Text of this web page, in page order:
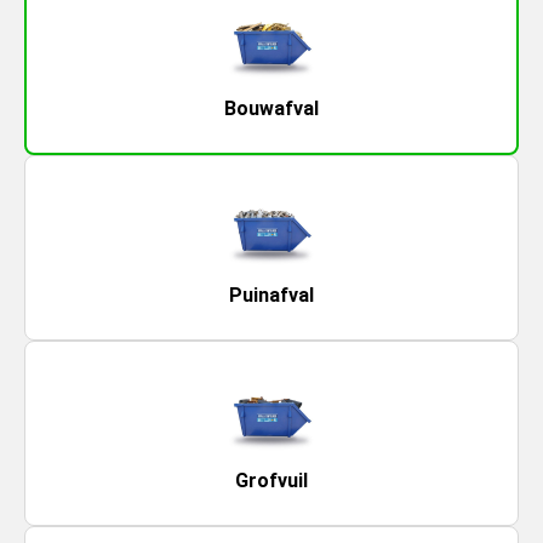
Bouwafval
Puinafval
Grofvuil